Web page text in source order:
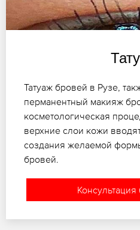
Татуаж бровей в Рузе,
перманентный макияж
косметологическая
верхние слои кожи
создания желаемой
бровей.
Консультация